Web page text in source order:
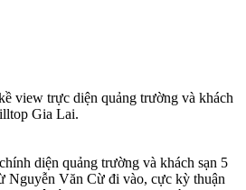
view trực diện quảng trường và khách
Gia Lai.
diện quảng trường và khách sạn 5
Nguyễn Văn Cừ đi vào, cực kỳ thuận